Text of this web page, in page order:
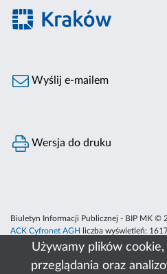
Używamy plików
przeglądania oraz
Wyślij e-mailem
Wersja do druku
Biuletyn Informacji Publicznej - BIP MK ©
ACK Cyfronet AGH
liczba wyświetleń: